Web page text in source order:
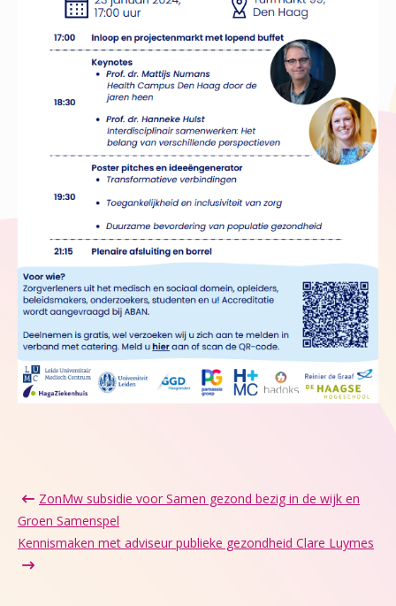
ZonMw subsidie voor Samen gezond bezig in de wijk en
Groen Samenspel
Kennismaken met adviseur publieke gezondheid Clare Luymes